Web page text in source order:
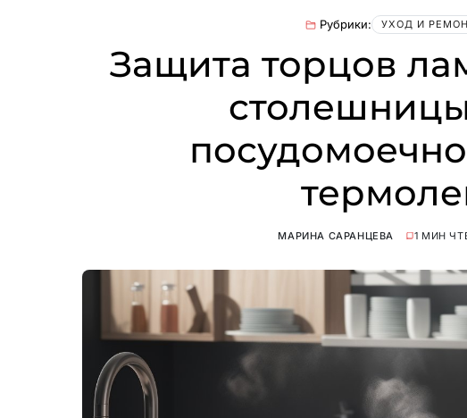
Рубрики: УХОД И
Защита торцов
МАРИНА САРАНЦЕВА 1 МИН